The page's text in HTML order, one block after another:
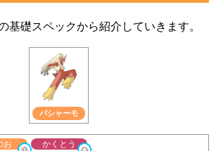
基礎スペックから紹介していきます。
バシャーモ
お かくとう